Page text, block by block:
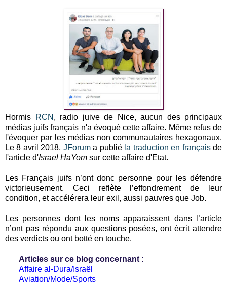
Hormis RCN , radio juive de Nice, aucun des principaux
médias juifs français n'a évoqué cette affaire. Même refus de
l'évoquer par les médias non communautaires hexagonaux.
Le 8 avril 2018, JForuma publié la traduction en françaisde
l'article d'Israel HaYom sur cette affaire d'Etat.
Les Français juifs n’ont donc personne pour les défendre
victorieusement. Ceci reflète l’effondrement de leur
condition, et accélérera leur exil, aussi pauvres que Job.
Les personnes dont les noms apparaissent dans l’article
n’ont pas répondu aux questions posées, ont écrit attendre
des verdicts ou ont botté en touche.
Articles sur ce blog concernant :
Affaire al-Dura/Israël
Aviation/Mode/Sports